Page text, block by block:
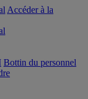
Accéder à la
Bottin du personnel